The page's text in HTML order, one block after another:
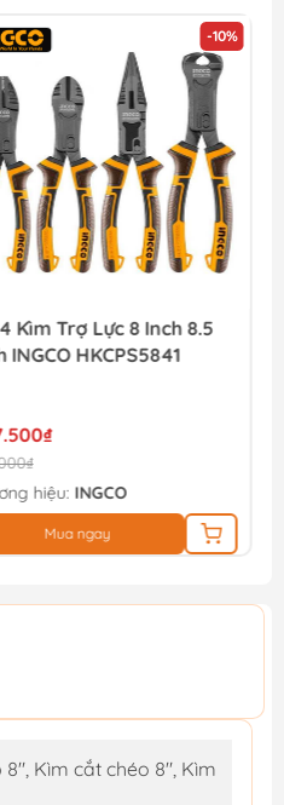
-10%
Kìm Trợ Lực 8 Inch 8.5
INGCO HKCPS5841
hiệu: INGCO
Mua ngay
Kìm cắt chéo 8", Kìm